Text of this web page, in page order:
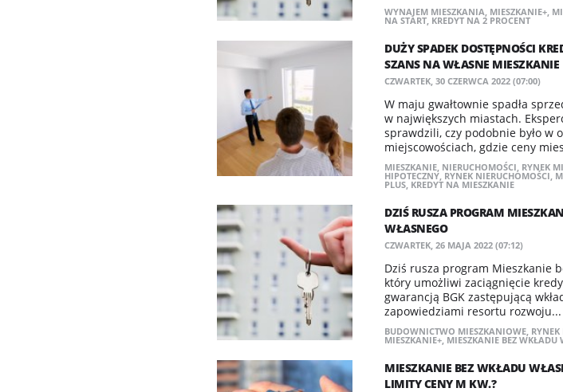
WYNAJEM MIESZKANIA, MIESZKANIE+,
NA START, KREDYT NA 2 PROCENT
DUŻY SPADEK DOSTĘPNOŚCI
SZANS NA WŁASNE MIESZKANIE
CZWARTEK, 30 CZERWCA 2022 (07:00)
W maju gwałtownie spadła
w największych miastach.
sprawdzili, czy podobnie było w
miejscowościach, gdzie ceny
MIESZKANIE, NIERUCHOMOŚCI, RYNEK
HIPOTECZNY, RYNEK NIERUCHOMOŚCI,
PLUS, KREDYT NA MIESZKANIE
DZIŚ RUSZA PROGRAM
WŁASNEGO
CZWARTEK, 26 MAJA 2022 (07:12)
Dziś rusza program Mieszkanie
który umożliwi zaciągnięcie
gwarancją BGK zastępującą
zapowiedziami resortu rozwoju...
BUDOWNICTWO MIESZKANIOWE,
MIESZKANIE+, MIESZKANIE BEZ WKŁADU
MIESZKANIE BEZ WKŁADU
LIMITY CENY M KW.?